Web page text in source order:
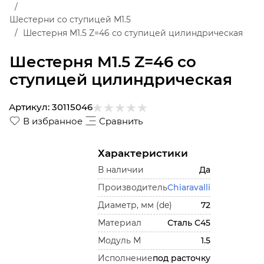
Шестерня M1.5 Z=46 со
ступицей цилиндрическая
Шестерни со ступицей М1.5
Шестерня M1.5 Z=46 со ступицей цилиндрическая
В избранное Сравнить
Артикул: 30115046
Характеристики
В наличии
Да
ПроизводительChiaravalli
Диаметр, мм (de)
72
Материал
Сталь С45
Модуль М
1.5
Исполнениепод расточку